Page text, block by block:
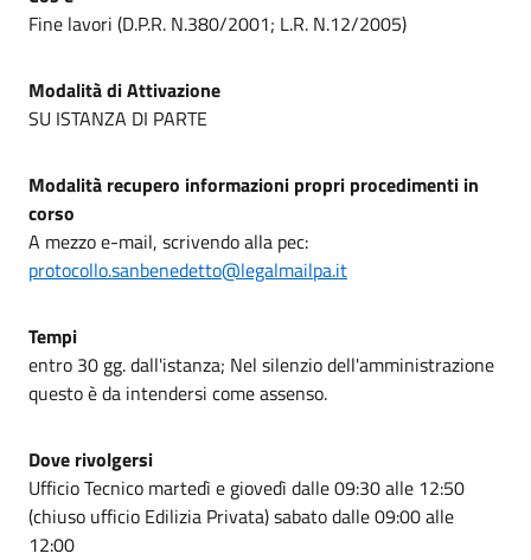
Fine lavori (D.P.R. N.380/2001; L.R. N.12/2005)
Modalità di Attivazione
SU ISTANZA DI PARTE
Modalità recupero informazioni propri procedimenti in
corso
A mezzo e-mail, scrivendo alla pec:
protocollo.sanbenedetto@legalmailpa.it
Tempi
entro 30 gg. dall'istanza; Nel silenzio dell'amministrazione
questo è da intendersi come assenso.
Dove rivolgersi
Ufficio Tecnico martedì e giovedì dalle 09:30 alle 12:50
(chiuso ufficio Edilizia Privata) sabato dalle 09:00 alle
12:00